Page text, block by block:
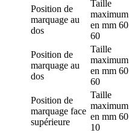
Position de
marquage au
dos
Taille
maximum
en mm
60
Position de
marquage au
dos
Taille
maximum
en mm
60
Position de
marquage face
supérieure
Taille
maximum
en mm
10